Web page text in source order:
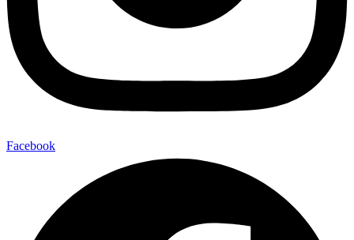
Facebook